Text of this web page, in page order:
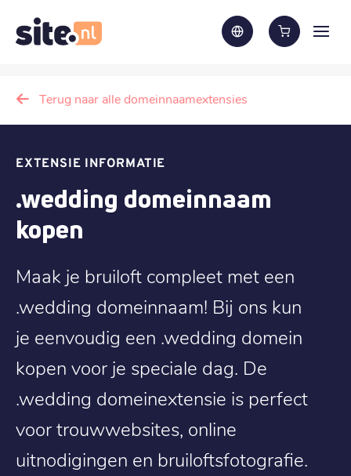
Terug naar alle domeinnaamextensies
EXTENSIE INFORMATIE
.wedding domeinnaam
kopen
Maak je bruiloft compleet met een
.wedding domeinnaam! Bij ons kun
je eenvoudig een .wedding domein
kopen voor je speciale dag. De
.wedding domeinextensie is perfect
voor trouwwebsites, online
uitnodigingen en bruiloftsfotografie.